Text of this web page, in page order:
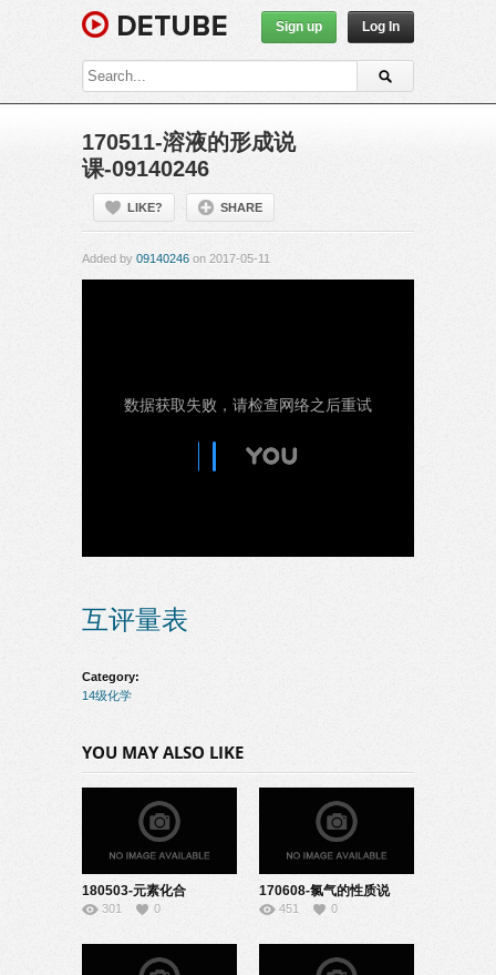
Sign up Log In
170511-溶液的形成说
课-09140246
LIKE? SHARE
Added by 09140246 on 2017-05-11
互评量表
Category:
14级化学
YOU MAY ALSO LIKE
180503-元素化合
物-08150118
301 0
170608-氯气的性质说
课-04140107
451 0